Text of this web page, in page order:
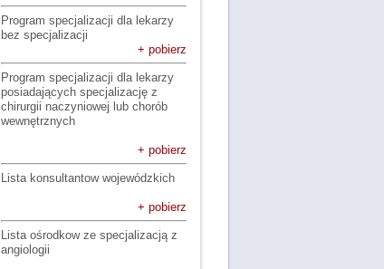
Program specjalizacji dla lekarzy
bez specjalizacji
+ pobierz
Program specjalizacji dla lekarzy
posiadających specjalizację z
chirurgii naczyniowej lub chorób
wewnętrznych
+ pobierz
Lista konsultantow wojewódzkich
+ pobierz
Lista ośrodkow ze specjalizacją z
angiologii